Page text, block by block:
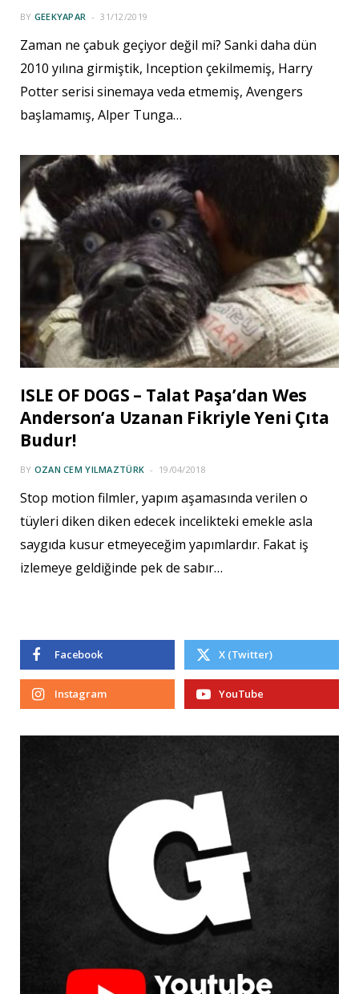
BY GEEKYAPAR 31/12/2019
Zaman ne çabuk geçiyor değil mi? Sanki daha dün
2010 yılına girmiştik, Inception çekilmemiş, Harry
Potter serisi sinemaya veda etmemiş, Avengers
başlamamış, Alper Tunga…
ISLE OF DOGS – Talat Paşa’dan Wes
Anderson’a Uzanan Fikriyle Yeni Çıta
Budur!
BY OZAN CEM YILMAZTÜRK 19/04/2018
Stop motion filmler, yapım aşamasında verilen o
tüyleri diken diken edecek incelikteki emekle asla
saygıda kusur etmeyeceğim yapımlardır. Fakat iş
izlemeye geldiğinde pek de sabır…
Facebook X (Twitter)
Instagram YouTube